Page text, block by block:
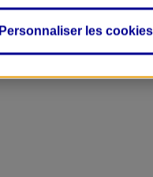
Personnaliser les cookies